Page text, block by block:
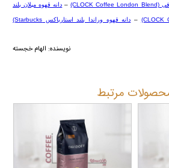
(CLOCK Coffee London Blend)
– دانه قهوه میلان بلند
(CLOCK
– دانه قهوه وراندا بلند استارباکس (Starbucks
نویسنده: الهام خجسته
مرتبط